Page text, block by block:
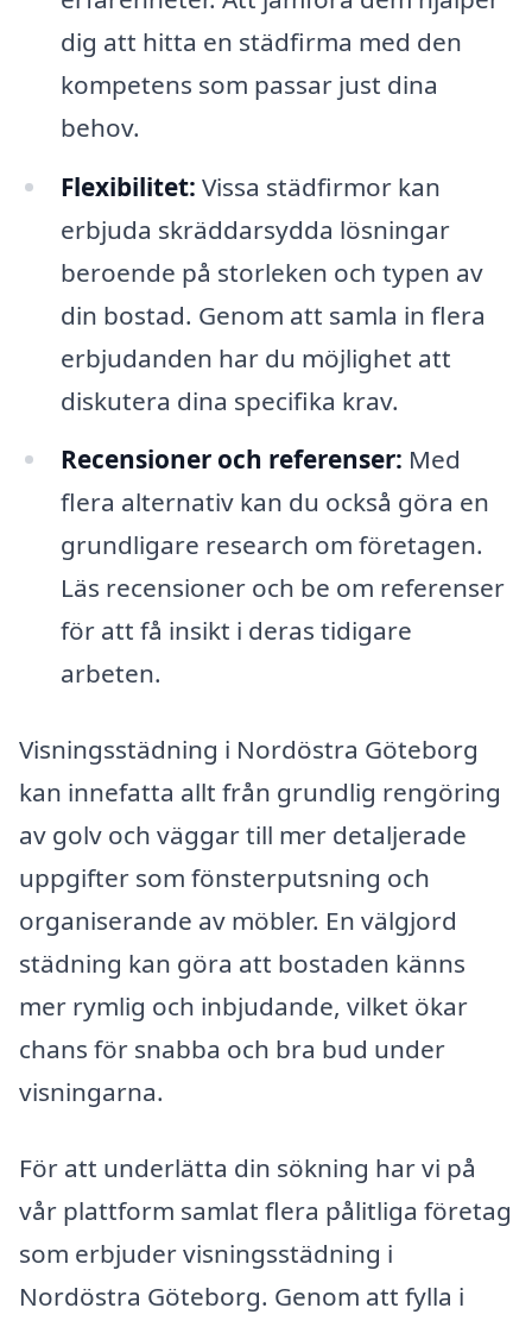
dig att hitta en städfirma med den
kompetens som passar just dina
behov.
Flexibilitet: Vissa städfirmor kan
erbjuda skräddarsydda lösningar
beroende på storleken och typen av
din bostad. Genom att samla in flera
erbjudanden har du möjlighet att
diskutera dina specifika krav.
Recensioner och referenser: Med
flera alternativ kan du också göra en
grundligare research om företagen.
Läs recensioner och be om referenser
för att få insikt i deras tidigare
arbeten.
Visningsstädning i Nordöstra Göteborg
kan innefatta allt från grundlig rengöring
av golv och väggar till mer detaljerade
uppgifter som fönsterputsning och
organiserande av möbler. En välgjord
städning kan göra att bostaden känns
mer rymlig och inbjudande, vilket ökar
chans för snabba och bra bud under
visningarna.
För att underlätta din sökning har vi på
vår plattform samlat flera pålitliga företag
som erbjuder visningsstädning i
Nordöstra Göteborg. Genom att fylla i